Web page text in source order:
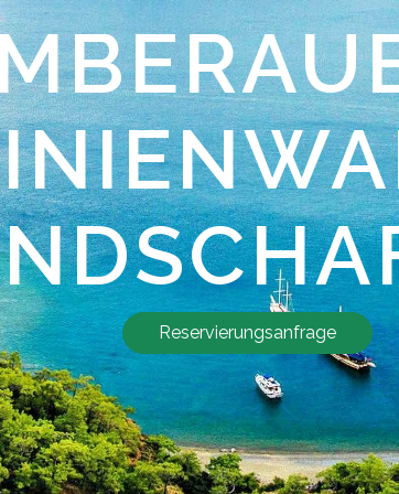
Reservierungsanfrage